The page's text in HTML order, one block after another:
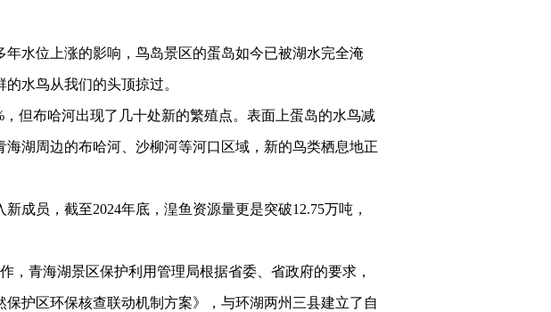
位上涨的影响，鸟岛景区的蛋岛如今已被湖水完全淹
水鸟从我们的头顶掠过。
布哈河出现了几十处新的繁殖点。表面上蛋岛的水鸟减
湖周边的布哈河、沙柳河等河口区域，新的鸟类栖息地正
员，截至2024年底，湟鱼资源量更是突破12.75万吨，
青海湖景区保护利用管理局根据省委、省政府的要求，
护区环保核查联动机制方案》，与环湖两州三县建立了自